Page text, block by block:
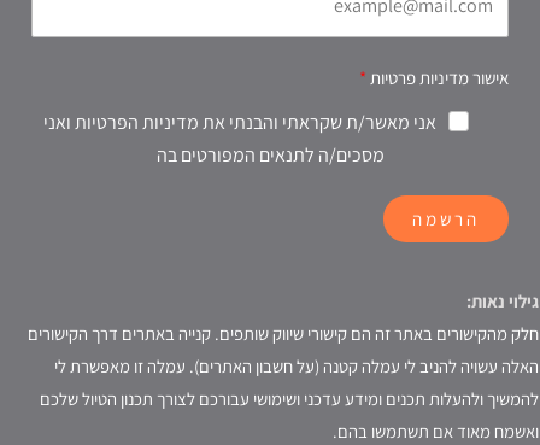
אישור מדיניות פרטיות
אני מאשר/ת שקראתי והבנתי את מדיניות הפרטיות ואני
מסכים/ה לתנאים המפורטים בה
הרשמה
גילוי נאות:
חלק מהקישורים באתר זה הם קישורי שיווק שותפים. קנייה באתרים דרך הקישורים
האלה עשויה להניב לי עמלה קטנה (על חשבון האתרים). עמלה זו מאפשרת לי
להמשיך ולהעלות תכנים ומידע עדכני ושימושי עבורכם לצורך תכנון הטיול שלכם
ואשמח מאוד אם תשתמשו בהם.